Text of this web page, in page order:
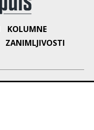
KOLUMNE
ZANIMLJIVOSTI